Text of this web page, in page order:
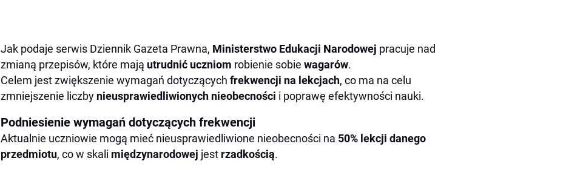
Jak podaje serwis Dziennik Gazeta Prawna, Ministerstwo Edukacji Narodowej pracuje nad
zmianą przepisów, które mają utrudnić uczniom robienie sobie wagarów.
Celem jest zwiększenie wymagań dotyczących frekwencji na lekcjach, co ma na celu
zmniejszenie liczby nieusprawiedliwionych nieobecności i poprawę efektywności nauki.
Podniesienie wymagań dotyczących frekwencji
Aktualnie uczniowie mogą mieć nieusprawiedliwione nieobecności na 50% lekcji danego
przedmiotu, co w skali międzynarodowej jest rzadkością.